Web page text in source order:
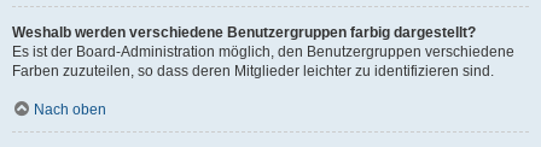
Weshalb werden verschiedene Benutzergruppen farbig dargestellt?
Es ist der Board-Administration möglich, den Benutzergruppen verschiedene
Farben zuzuteilen, so dass deren Mitglieder leichter zu identifizieren sind.
Nach oben